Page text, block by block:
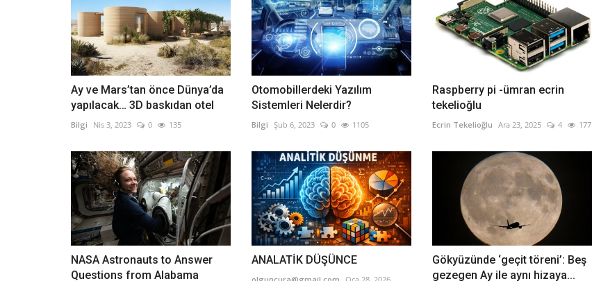
Ay ve Mars’tan önce Dünya’da
yapılacak… 3D baskıdan otel
Bilgi Nis 3, 2023 0 135
Otomobillerdeki Yazılım
Sistemleri Nelerdir?
Bilgi Şub 6, 2023 0 1105
Raspberry pi -ümran ecrin
tekelioğlu
Ecrin Tekelioğlu Ara 23, 2025 4 177
NASA Astronauts to Answer
Questions from Alabama
ANALATİK DÜŞÜNCE
Gökyüzünde ‘geçit töreni’: Beş
gezegen Ay ile aynı hizaya...
Çocukların Öz Düzenlemelerinin...
Bilgi Mar 31, 2023 0 1158
Pandemi Döneminde 48-72 Aylık Çocukların Öz
Düzenlemelerinin Duygu İfadelerine Etkisinin...
(1920-2020)
Bilgi Nis 17, 2023
Antalya sanat ve edebiyat dergiciliği (1920-2020) Altıntaş,
Havvana Sanat ve edebiyat...